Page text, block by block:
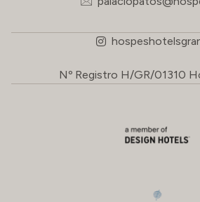
Nº Registro H/GR/01310